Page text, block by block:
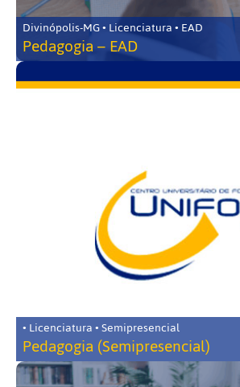
Divinópolis-MG • Licenciatura • EAD
Pedagogia – EAD
• Licenciatura • Semipresencial
Pedagogia (Semipresencial)